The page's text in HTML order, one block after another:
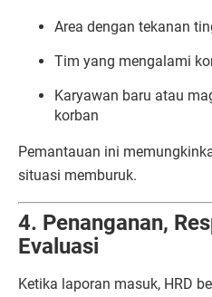
Area dengan tekanan
Tim yang mengalami
Karyawan baru atau
korban
Pemantauan ini
situasi memburuk.
4. Penanganan,
Evaluasi
Ketika laporan masuk, HRD